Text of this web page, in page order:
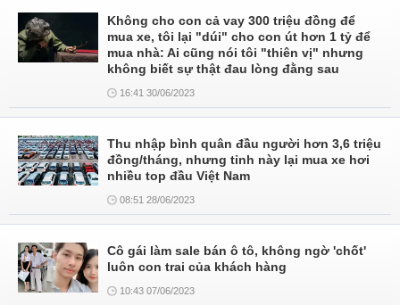
Không cho con cả vay 300 triệu đồng để
mua xe, tôi lại "dúi" cho con út hơn 1 tỷ để
mua nhà: Ai cũng nói tôi "thiên vị" nhưng
không biết sự thật đau lòng đằng sau
16:41 30/06/2023
Thu nhập bình quân đầu người hơn 3,6 triệu
đồng/tháng, nhưng tỉnh này lại mua xe hơi
nhiều top đầu Việt Nam
08:51 28/06/2023
Cô gái làm sale bán ô tô, không ngờ 'chốt'
luôn con trai của khách hàng
10:43 07/06/2023